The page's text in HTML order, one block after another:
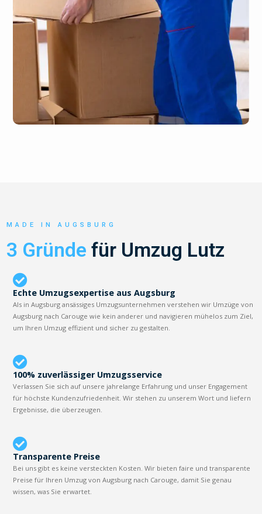
MADE IN AUGSBURG
3 Gründe für Umzug Lutz
Echte Umzugsexpertise aus Augsburg
Als in Augsburg ansässiges Umzugsunternehmen verstehen wir Umzüge von
Augsburg nach Carouge wie kein anderer und navigieren mühelos zum Ziel,
um Ihren Umzug effizient und sicher zu gestalten.
100% zuverlässiger Umzugsservice
Verlassen Sie sich auf unsere jahrelange Erfahrung und unser Engagement
für höchste Kundenzufriedenheit. Wir stehen zu unserem Wort und liefern
Ergebnisse, die überzeugen.
Transparente Preise
Bei uns gibt es keine versteckten Kosten. Wir bieten faire und transparente
Preise für Ihren Umzug von Augsburg nach Carouge, damit Sie genau
wissen, was Sie erwartet.